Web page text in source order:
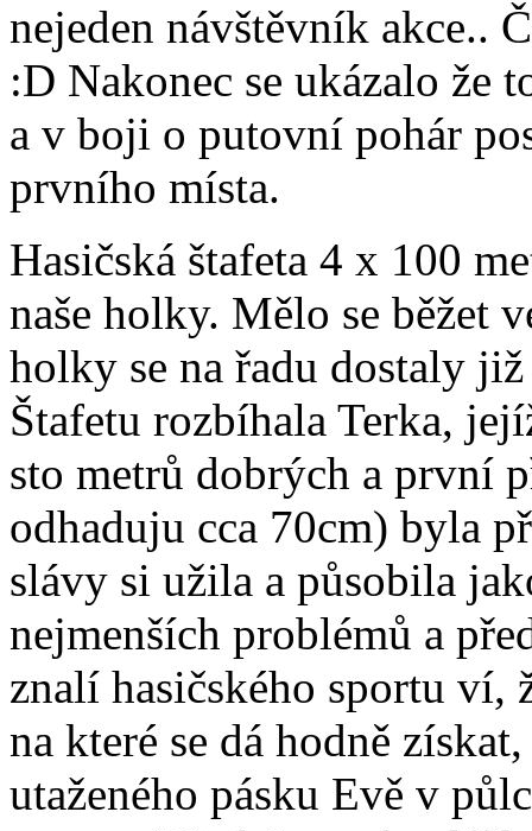
nejeden návštěvník akce..
:D Nakonec se ukázalo že
a v boji o putovní pohár
prvního místa.
Hasičská štafeta 4 x 100
naše holky. Mělo se běžet
holky se na řadu dostaly
Štafetu rozbíhala Terka,
sto metrů dobrých a první
odhaduju cca 70cm) byla
slávy si užila a působila
nejmenších problémů a
znalí hasičského sportu ví,
na které se dá hodně
utaženého pásku Evě v